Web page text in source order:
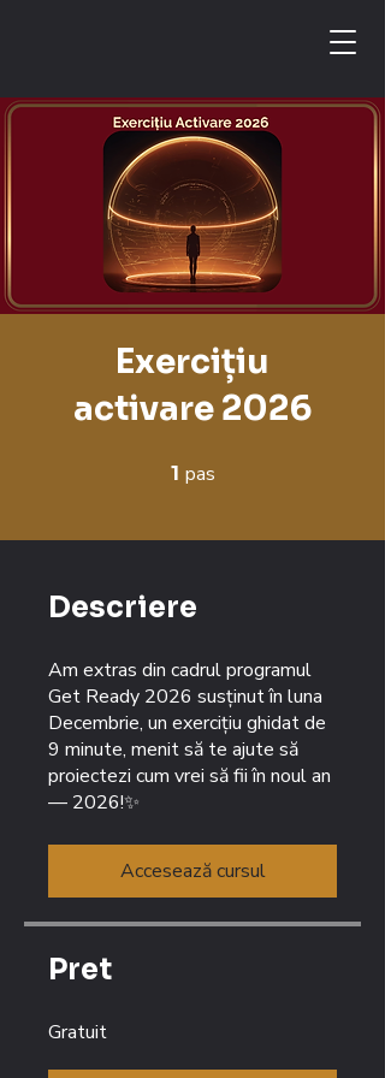
Exercițiu
activare 2026
1 pas
Descriere
Am extras din cadrul programul
Get Ready 2026 susținut în luna
Decembrie, un exercițiu ghidat de
9 minute, menit să te ajute să
proiectezi cum vrei să fii în noul an
— 2026!✨
Accesează cursul
Pret
Gratuit